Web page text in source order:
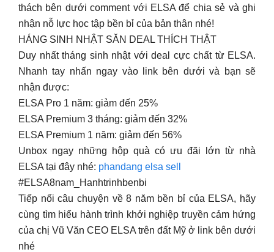
thách bên dưới comment với ELSA để chia sẻ và ghi
nhận nỗ lực học tập bền bỉ của bản thân nhé!
HÁNG SINH NHẬT SĂN DEAL THÍCH THẬT
Duy nhất tháng sinh nhật với deal cực chất từ ELSA.
Nhanh tay nhấn ngay vào link bên dưới và bạn sẽ
nhận được:
ELSA Pro 1 năm: giảm đến 25%
ELSA Premium 3 tháng: giảm đến 32%
ELSA Premium 1 năm: giảm đến 56%
Unbox ngay những hộp quà có ưu đãi lớn từ nhà
ELSA tại đây nhé: phandang elsa sell
#ELSA8nam_Hanhtrinhbenbi
Tiếp nối câu chuyện về 8 năm bền bỉ của ELSA, hãy
cùng tìm hiểu hành trình khởi nghiệp truyền cảm hứng
của chị Vũ Văn CEO ELSA trên đất Mỹ ở link bên dưới
nhé